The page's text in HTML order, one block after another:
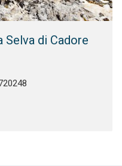
Selva di Cadore